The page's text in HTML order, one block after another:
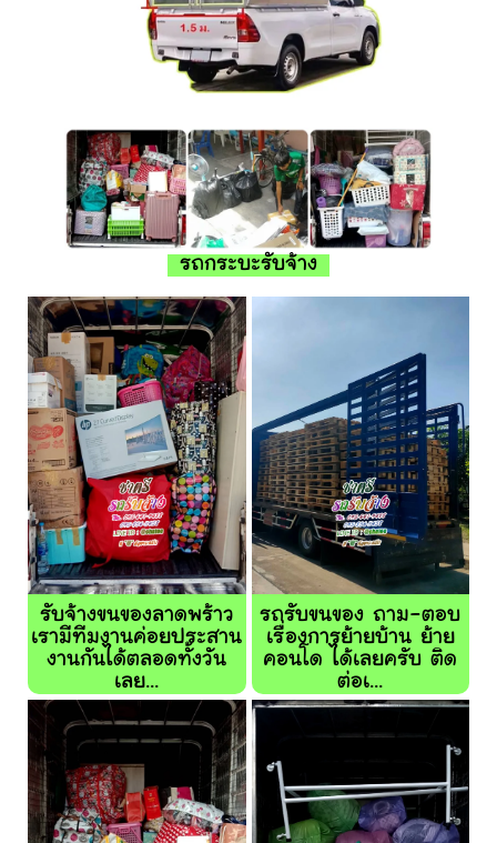
รถกระบะรับจ้าง
รับจ้างขนของลาดพร้าว
เรามีทีมงานค่อยประสาน
งานกันได้ตลอดทั้งวัน
เลย...
รถรับขนของ ถาม-ตอบ
เรื่องการย้ายบ้าน ย้าย
คอนโด ได้เลยครับ ติด
ต่อเ...